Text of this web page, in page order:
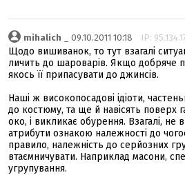
mihalich _ 09.10.2011 10:18 IP:
Щодо вишиванок, то тут взагалі
личить до шароварів. Якщо добряче
якось її припасувати до джинсів.
Наші ж високопосадові ідіоти,
до костюму, та ще й навісять поверх
око, і викликає обурення. Взагалі, не
атрибути ознакою належності до
правило, належність до серйозних
втаємничувати. Наприклад масони,
угрупування.